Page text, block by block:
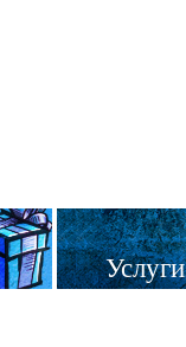
Услуги